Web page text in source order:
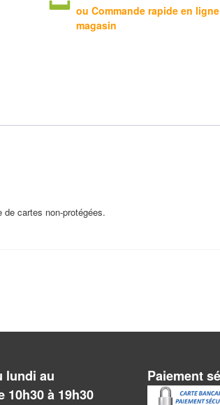
ou Commande rapide en
magasin
de cartes non-protégées.
lundi au
10h30 à 19h30
Paiement